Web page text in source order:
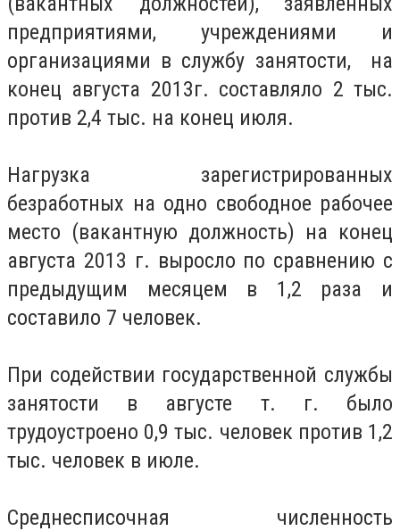
предприятиями, учреждениями и
организациями в службу занятости, на
конец августа 2013г. составляло 2 тыс.
против 2,4 тыс. на конец июля.
Нагрузка зарегистрированных
безработных на одно свободное рабочее
место (вакантную должность) на конец
августа 2013 г. выросло по сравнению с
предыдущим месяцем в 1,2 раза и
составило 7 человек.
При содействии государственной службы
занятости в августе т. г. было
трудоустроено 0,9 тыс. человек против 1,2
тыс. человек в июле.
Среднесписочная численность